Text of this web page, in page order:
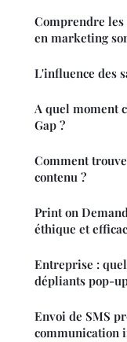
Comprendre les
en marketing
L'influence des
A quel moment
Gap ?
Comment
contenu ?
Print on
éthique et
Entreprise :
dépliants pop-
Envoi de SMS
communication